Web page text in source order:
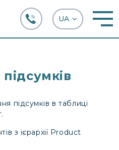
підсумків в таблиці
з ієрархії Product